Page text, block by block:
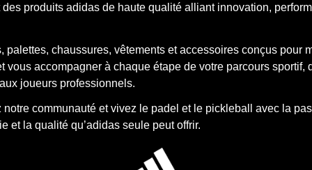
Nous avons des modèles de différentes collections,
Avec des compartiments spécifiques, une grande
apprécient la fonctionnalité sans sacrifier un design
Bleu 3.3,Paletero Protour Noir 3.4
vous offrons une expérience unique avec des avantages
votre équipement de padel adidas au meilleur prix,
avec de grandes réductions !
des produits adidas de haute qualité alliant innovation,
palettes, chaussures, vêtements et accessoires conçus pour
vous accompagner à chaque étape de votre parcours sportif,
joueurs professionnels.
notre communauté et vivez le padel et le pickleball avec la
et la qualité qu’adidas seule peut offrir.